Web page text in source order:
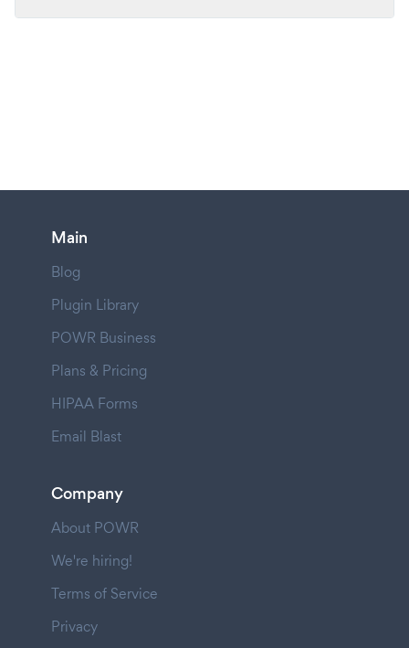
Main
Blog
Plugin Library
POWR Business
Plans & Pricing
HIPAA Forms
Email Blast
Company
About POWR
We're hiring!
Terms of Service
Privacy